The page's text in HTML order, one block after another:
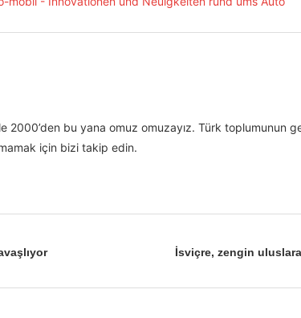
2000’den bu yana omuz omuzayız. Türk toplumunun
için bizi takip edin.
İsviçre, zengin